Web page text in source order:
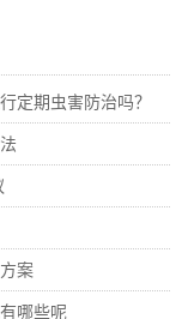
定期虫害防治吗？
案
哪些呢